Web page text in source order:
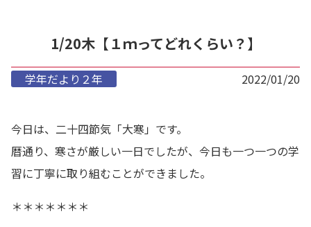
1/20木【１ｍってどれくらい？】
学年だより２年 2022/01/20
今日は、二十四節気「大寒」です。
暦通り、寒さが厳しい一日でしたが、今日も一つ一つの学
習に丁寧に取り組むことができました。
＊＊＊＊＊＊＊